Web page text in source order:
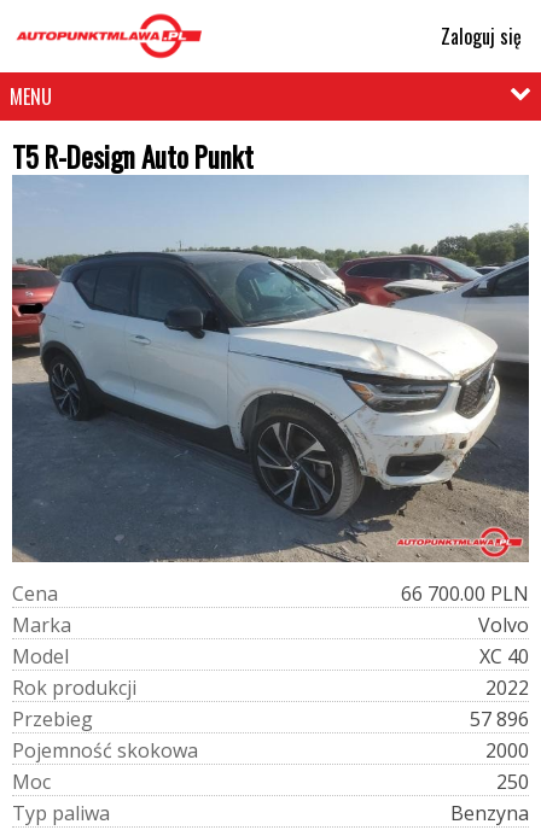
Zaloguj się
MENU
T5 R-Design Auto Punkt
Cena
66 700.00 PLN
Marka
Volvo
Model
XC 40
Rok produkcji
2022
Przebieg
57 896
Pojemność skokowa
2000
Moc
250
Typ paliwa
Benzyna